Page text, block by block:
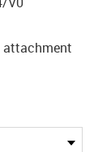
attachment